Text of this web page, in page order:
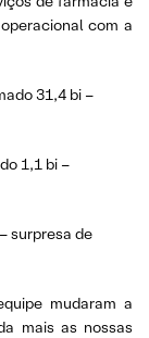
com a
31,4 bi –
1,1 bi –
surpresa de
mudaram a
mais as nossas